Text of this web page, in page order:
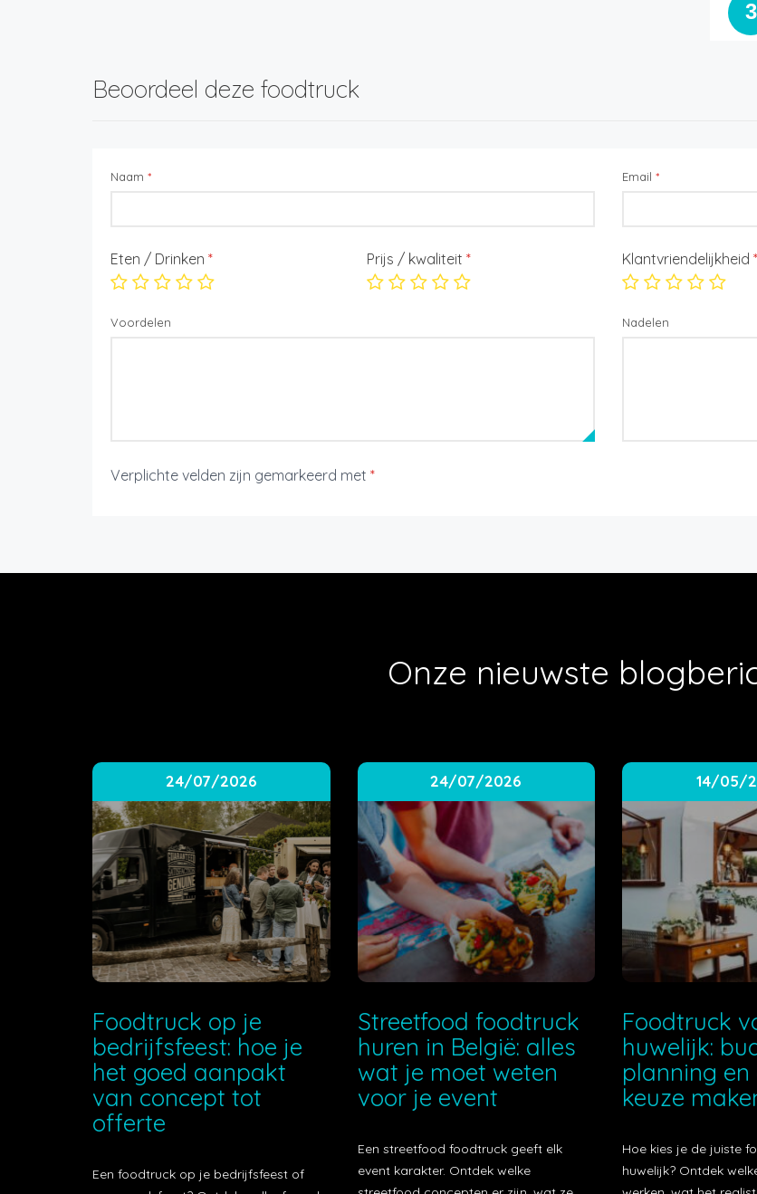
3
Beoordeel deze foodtruck
Naam * Email *
Eten / Drinken * Prijs / kwaliteit * Klantvriendelijkheid *
Voordelen Nadelen
Verplichte velden zijn gemarkeerd met *
Onze nieuwste
24/07/2026
Foodtruck op je
bedrijfsfeest: hoe je
het goed aanpakt
van concept tot
offerte
Een foodtruck op je bedrijfsfeest of
24/07/2026
Streetfood foodtruck
huren in België: alles
wat je moet weten
voor je event
Een streetfood foodtruck geeft elk
event karakter. Ontdek welke
14/05/
Foodtruck
huwelijk:
planning en
keuze
Hoe kies je de juiste
huwelijk? Ontdek